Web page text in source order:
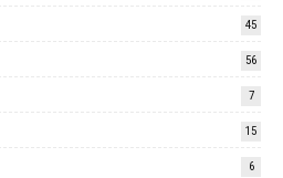
45
56
7
15
6